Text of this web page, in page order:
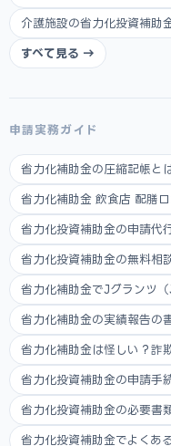
介護施設の省力化投資補助
すべて見る →
申請実務ガイド
省力化補助金の圧縮記帳と
省力化補助金 飲食店 配膳
省力化投資補助金の申請代
省力化投資補助金の無料相
省力化補助金でJグランツ
省力化補助金の実績報告の
省力化補助金は怪しい？詐
省力化投資補助金の申請手
省力化投資補助金の必要書
省力化投資補助金でよくあ